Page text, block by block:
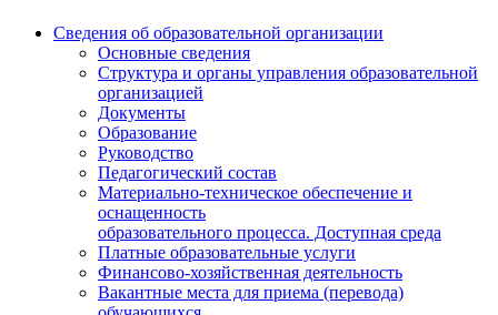
Сведения об образовательной организации
Основные сведения
Структура и органы управления образовательной
организацией
Документы
Образование
Руководство
Педагогический состав
Материально-техническое обеспечение и
оснащенность
образовательного процесса. Доступная среда
Платные образовательные услуги
Финансово-хозяйственная деятельность
Вакантные места для приема (перевода)